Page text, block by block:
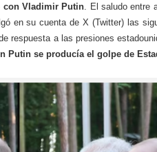
con Vladimir Putin . El saludo entre
en su cuenta de X (Twitter) las
respuesta a las presiones
Putin se producía el golpe de